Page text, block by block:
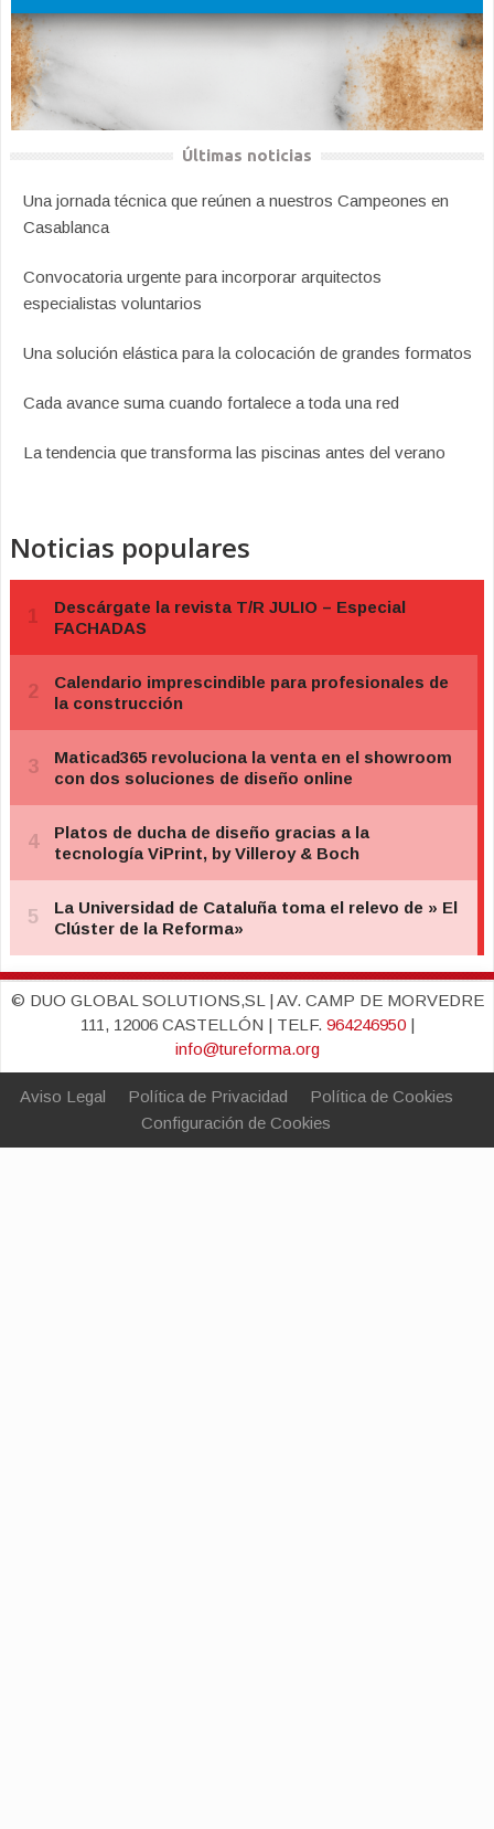
Últimas noticias
Una jornada técnica que reúnen a nuestros Campeones en
Casablanca
Convocatoria urgente para incorporar arquitectos
especialistas voluntarios
Una solución elástica para la colocación de grandes formatos
Cada avance suma cuando fortalece a toda una red
La tendencia que transforma las piscinas antes del verano
Noticias populares
© DUO GLOBAL SOLUTIONS,SL | AV. CAMP DE MORVEDRE
111, 12006 CASTELLÓN | TELF. 964246950|
info@tureforma.org
Aviso Legal Política de Privacidad
Política de Cookies
Configuración de Cookies